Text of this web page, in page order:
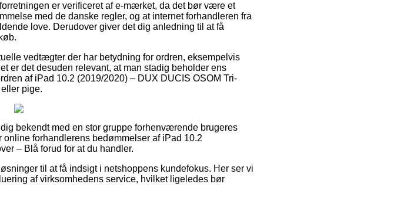
er verificeret af e-mærket, da det bør være et
med de danske regler, og at internet forhandleren fra
love. Derudover giver det dig anledning til at få
vedtægter der har betydning for ordren, eksempelvis
er det desuden relevant, at man stadig beholder ens
af iPad 10.2 (2019/2020) – DUX DUCIS OSOM Tri-
pige.
bekendt med en stor gruppe forhenværende brugeres
forhandlerens bedømmelser af iPad 10.2
– Blå forud for at du handler.
til at få indsigt i netshoppens kundefokus. Her ser vi
af virksomhedens service, hvilket ligeledes bør